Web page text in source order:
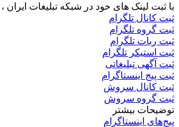
با ثبت لینک های خود در شبکه تبلیغات ایران
ثبت کانال تلگرام
ثبت گروه تلگرام
ثبت ربات تلگرام
ثبت استیکر تلگرام
ثبت آگهی تبلیغاتی
ثبت پیج اینستاگرام
ثبت کانال سروش
ثبت گروه سروش
توضیحات بیشتر
پیج‌های اینستاگرام